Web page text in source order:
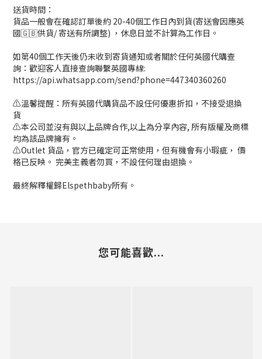
送貨時間：
貨品一般會在確認訂單後約 20-40個工作日內到貨(寄送會因應英
國🇬🇧供貨/ 寄送有所調整) ，休息日並不計算為工作日。
如第40個工作天後仍未收到寄貨通知或者關於任何英國代購查
詢：歡迎客人直接查詢聯繫英國專線:
https://api.whatsapp.com/send?phone=447340360260
⚠️溫馨提醒：所有英國代購貨品不設任何優惠折扣，不接受退換
貨
⚠️本公司並沒有與以上品牌合作,以上為分享內容, 所有版權及商標
均為該品牌擁有。
⚠️Outlet 貨品，官方已確定可正常使用，但有機會有小瑕疵， 價
格已反映。 完美主義者勿買，不設任何理由退換。
最終解釋權歸Elspethbaby所有。
您可能喜歡...